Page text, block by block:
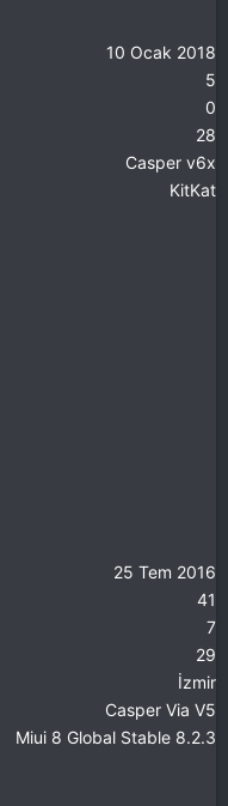
10 Ocak 2018
5
0
28
Casper v6x
KitKat
25 Tem 2016
41
7
29
İzmir
Casper Via V5
Miui 8 Global Stable 8.2.3